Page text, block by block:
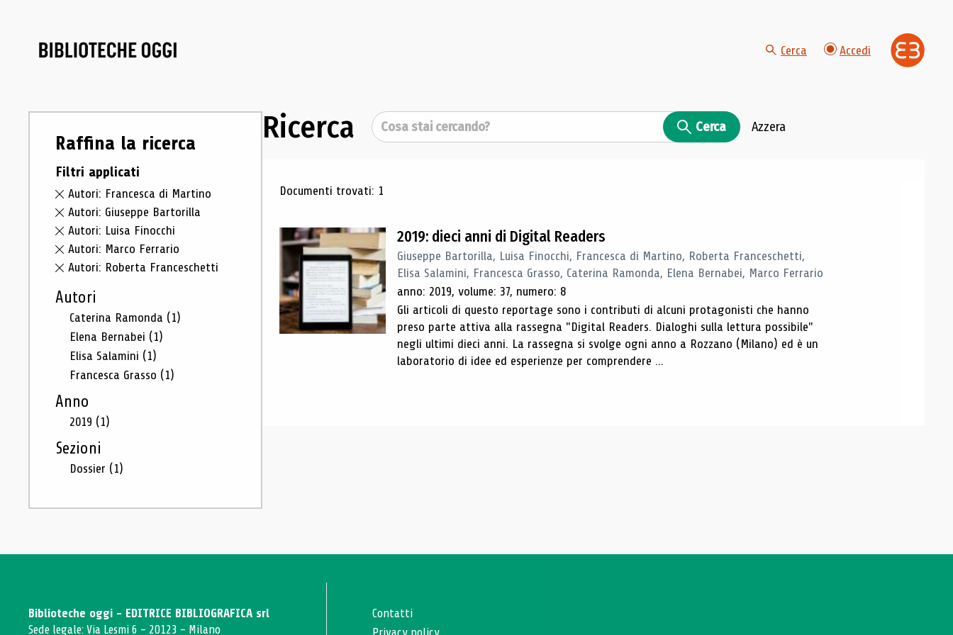
Cerca Accedi
Raffina la ricerca
Filtri applicati
Autori: Francesca di Martino
Autori: Giuseppe Bartorilla
Autori: Luisa Finocchi
Autori: Marco Ferrario
Autori: Roberta Franceschetti
Autori
Caterina Ramonda (1)
Elena Bernabei (1)
Elisa Salamini (1)
Francesca Grasso (1)
Anno
2019 (1)
Sezioni
Dossier (1)
Ricerca Cerca Cerca Azzera
Risultati di ricerca
Documenti trovati: 1
2019: dieci anni di Digital Readers
Giuseppe Bartorilla, Luisa Finocchi, Francesca di Martino, Roberta Franceschetti,
Elisa Salamini, Francesca Grasso, Caterina Ramonda, Elena Bernabei, Marco Ferrario
anno: 2019, volume: 37, numero: 8
Gli articoli di questo reportage sono i contributi di alcuni protagonisti che hanno
preso parte attiva alla rassegna "Digital Readers. Dialoghi sulla lettura possibile"
negli ultimi dieci anni. La rassegna si svolge ogni anno a Rozzano (Milano) ed è un
laboratorio di idee ed esperienze per comprendere ...
Biblioteche oggi - EDITRICE BIBLIOGRAFICA srl
Sede legale: Via Lesmi 6 - 20123 - Milano
Contatti